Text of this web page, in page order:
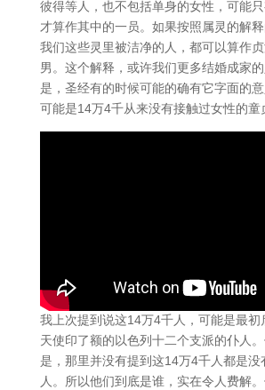
彼得等人，也不包括单身的女性，可能
才算作其中的一员。如果按照属灵的解
我们这些灵里被洁净的人，都可以算作
男。这个解释，或许我们更多结婚成家
是，圣经有的时候可能的确有它字面的
可能是14万4千从来没有接触过女性的童
我上次提到说这14万4千人，可能是最初
天使印了额的以色列十二个支派的仆人
是，那里并没有提到这14万4千人都是没
人。所以他们到底是谁，实在令人费解。